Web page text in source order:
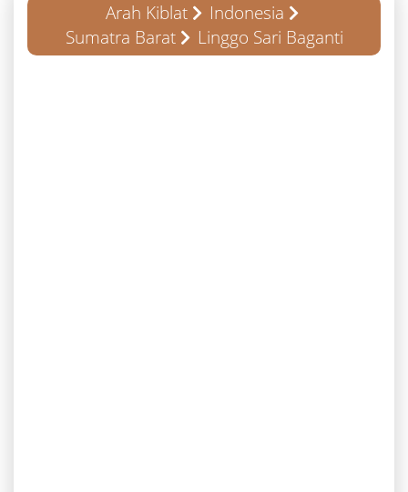
Arah Kiblat
Indonesia
Sumatra Barat
Linggo Sari Baganti